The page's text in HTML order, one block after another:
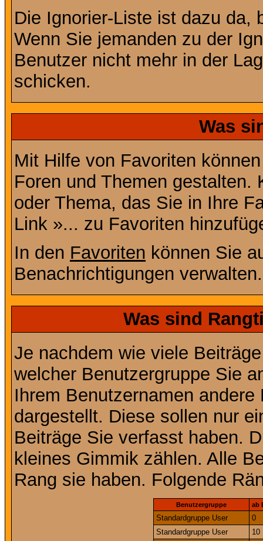
Die Ignorier-Liste ist dazu da,
Wenn Sie jemanden zu der
Benutzer nicht mehr in der
schicken.
Was
Mit Hilfe von Favoriten
Foren und Themen
oder Thema, das Sie in Ihre
Link »... zu Favoriten
In den Favoriten können Sie
Benachrichtigungen verwalten.
Was sind
Je nachdem wie viele
welcher Benutzergruppe Sie
Ihrem Benutzernamen
dargestellt. Diese sollen nur
Beiträge Sie verfasst haben.
kleines Gimmik zählen. Alle
Rang sie haben. Folgende
Benutzergruppe ab
Standardgruppe User
0
Standardgruppe User
10